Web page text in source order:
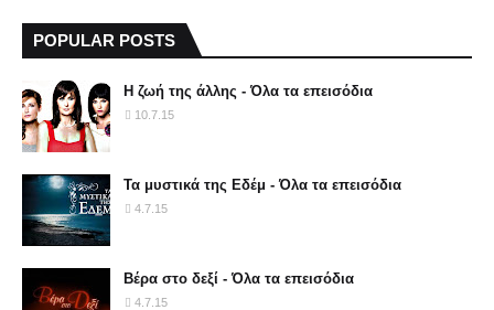
POPULAR POSTS
Η ζωή της άλλης - Όλα τα επεισόδια
10.7.15
Τα μυστικά της Εδέμ - Όλα τα επεισόδια
4.7.15
Βέρα στο δεξί - Όλα τα επεισόδια
4.7.15